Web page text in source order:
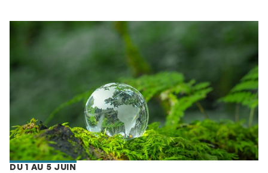
DU 1 AU 5 JUIN